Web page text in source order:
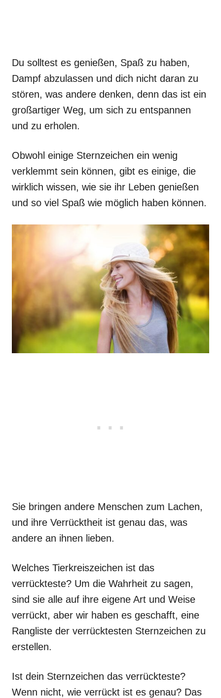
Du solltest es genießen, Spaß zu haben,
Dampf abzulassen und dich nicht daran zu
stören, was andere denken, denn das ist ein
großartiger Weg, um sich zu entspannen
und zu erholen.
Obwohl einige Sternzeichen ein wenig
verklemmt sein können, gibt es einige, die
wirklich wissen, wie sie ihr Leben genießen
und so viel Spaß wie möglich haben können.
Sie bringen andere Menschen zum Lachen,
und ihre Verrücktheit ist genau das, was
andere an ihnen lieben.
Welches Tierkreiszeichen ist das
verrückteste? Um die Wahrheit zu sagen,
sind sie alle auf ihre eigene Art und Weise
verrückt, aber wir haben es geschafft, eine
Rangliste der verrücktesten Sternzeichen zu
erstellen.
Ist dein Sternzeichen das verrückteste?
Wenn nicht, wie verrückt ist es genau? Das